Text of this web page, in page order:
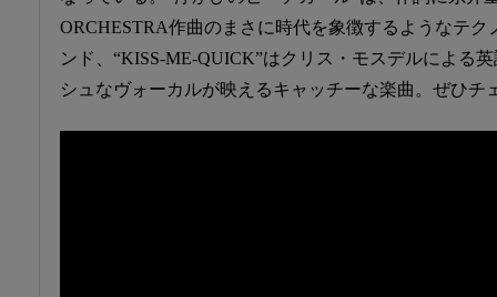
ORCHESTRA作曲のまさに時代を象徴するようなテ
ンド、“KISS-ME-QUICK”はクリス・モスデルによる
シュなヴォーカルが映えるキャッチーな楽曲。ぜひチ